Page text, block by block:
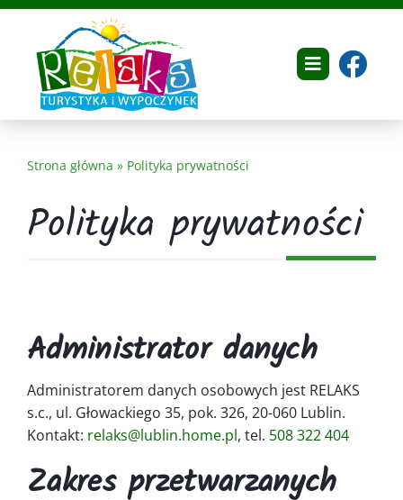
Przejdź
zawartości
Toggle
Dokumenty
Referencje
Kontakt
Strona główna » Polityka prywatności
Polityka prywatności
Administrator danych
Administratorem danych osobowych jest RELAKS
s.c., ul. Głowackiego 35, pok. 326, 20-060 Lublin.
Kontakt: relaks@lublin.home.pl, tel. 508 322 404
Zakres przetwarzanych